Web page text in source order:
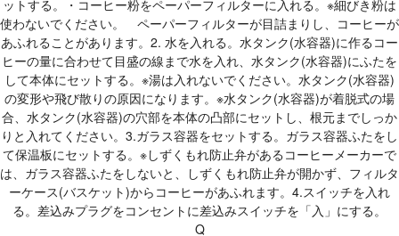
ットする。・コーヒー粉をペーパーフィルターに入れる。※細びき粉は
使わないでください。 ペーパーフィルターが目詰まりし、コーヒーが
あふれることがあります。2. 水を入れる。水タンク(水容器)に作るコー
ヒーの量に合わせて目盛の線まで水を入れ、水タンク(水容器)にふたを
して本体にセットする。※湯は入れないでください。水タンク(水容器)
の変形や飛び散りの原因になります。※水タンク(水容器)が着脱式の場
合、水タンク(水容器)の穴部を本体の凸部にセットし、根元までしっか
りと入れてください。3.ガラス容器をセットする。ガラス容器ふたをし
て保温板にセットする。※しずくもれ防止弁があるコーヒーメーカーで
は、ガラス容器ふたをしないと、しずくもれ防止弁が開かず、フィルタ
ーケース(バスケット)からコーヒーがあふれます。4.スイッチを入れ
る。差込みプラグをコンセントに差込みスイッチを「入」にする。
Q